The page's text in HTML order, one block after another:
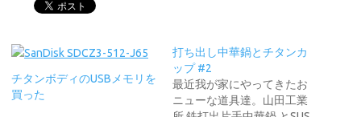
チタンボディのUSBメモリを
買った
打ち出し中華鍋とチタンカ
ップ #2
最近我が家にやってきたお
ニューな道具達。山田工業